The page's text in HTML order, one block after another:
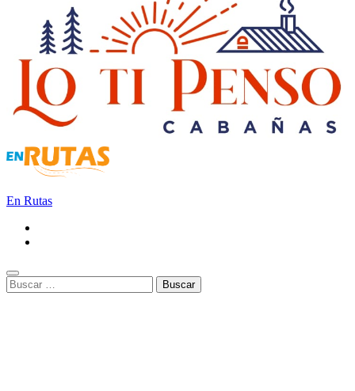
En Rutas
Buscar: